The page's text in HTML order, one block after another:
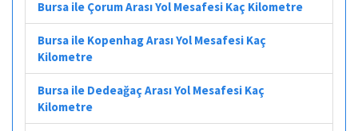
Bursa ile Çorum Arası Yol Mesafesi Kaç Kilometre
Bursa ile Kopenhag Arası Yol Mesafesi Kaç
Kilometre
Bursa ile Dedeağaç Arası Yol Mesafesi Kaç
Kilometre